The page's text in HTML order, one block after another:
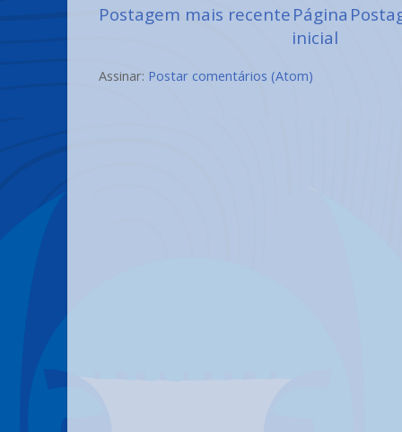
Postagem mais recentePágina
inicial
Assinar: Postar comentários (Atom)